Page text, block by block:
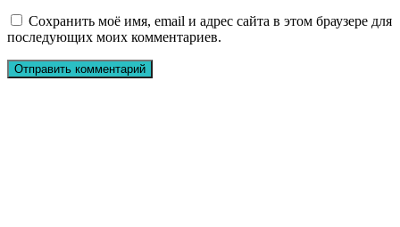
Сохранить моё имя, email и адрес сайта в этом браузере для
последующих моих комментариев.